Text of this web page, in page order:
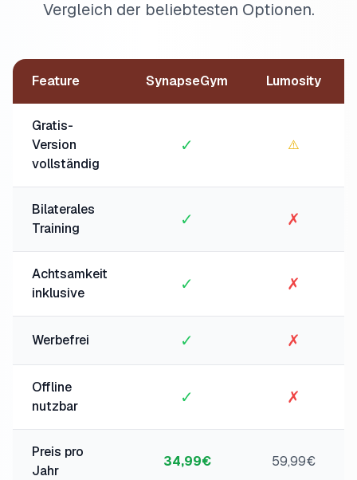
Vergleich der beliebtesten Optionen.
Feature SynapseGym Lumosity
Gratis-
Version
vollständig
✓ ⚠️
Bilaterales
Training
✓ ✗
Achtsamkeit
inklusive
✓ ✗
Werbefrei ✓ ✗
Offline
nutzbar
✓ ✗
Preis pro
Jahr
34,99€ 59,99€